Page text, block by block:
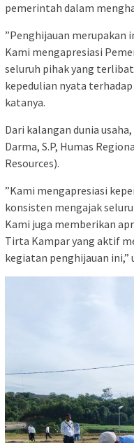
pemerintah dalam
‎”Penghijauan merupakan
Kami mengapresiasi
seluruh pihak yang
kepedulian nyata
katanya.
‎Dari kalangan dunia
Darma, S.P, Humas
Resources).
‎”Kami mengapresiasi
konsisten mengajak
Kami juga memberikan
Tirta Kampar yang aktif
kegiatan penghijauan ini,”